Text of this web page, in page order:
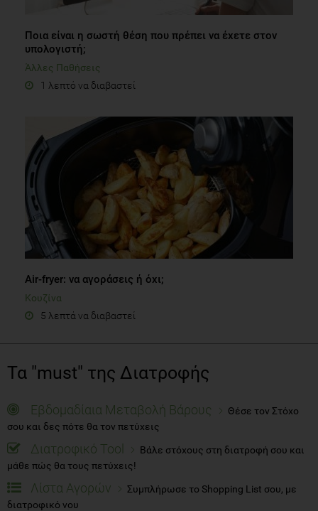
Ποια είναι η σωστή θέση που πρέπει να έχετε στον
υπολογιστή;
Άλλες Παθήσεις
1 λεπτό να διαβαστεί
Air-fryer: να αγοράσεις ή όχι;
Κουζίνα
5 λεπτά να διαβαστεί
Τα "must" της Διατροφής
Εβδομαδίαια Μεταβολή Βάρους
Θέσε τον Στόχο
σου και δες πότε θα τον πετύχεις
Διατροφικό Tool
Βάλε στόχους στη διατροφή σου και
μάθε πώς θα τους πετύχεις!
Λίστα Αγορών
Συμπλήρωσε το Shopping List σου, με
διατροφικό νου